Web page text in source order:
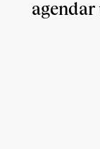
agendar